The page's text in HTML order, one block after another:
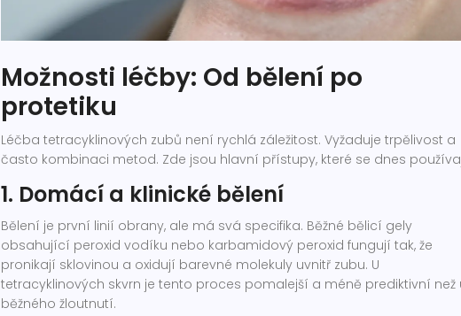
Možnosti léčby: Od bělení po
protetiku
Léčba tetracyklinových zubů není rychlá záležitost. Vyžaduje trpělivost a
často kombinaci metod. Zde jsou hlavní přístupy, které se dnes
1. Domácí a klinické bělení
Bělení je první linií obrany, ale má svá specifika. Běžné bělicí gely
obsahující peroxid vodíku nebo karbamidový peroxid fungují tak, že
pronikají sklovinou a oxidují barevné molekuly uvnitř zubu. U
tetracyklinových skvrn je tento proces pomalejší a méně prediktivní než
běžného žloutnutí.